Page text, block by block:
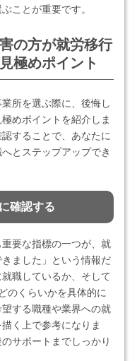
ことが重要です。
の方が就労移行
極めポイント
所を選ぶ際に、後悔し
めポイントを紹介しま
することで、あなたに
とステップアップでき
確認する
要な指標の一つが、就
ました」という情報だ
職しているか、そして
のくらいかを具体的に
する職種や業界への就
く上で参考になりま
サポートまでしっかり